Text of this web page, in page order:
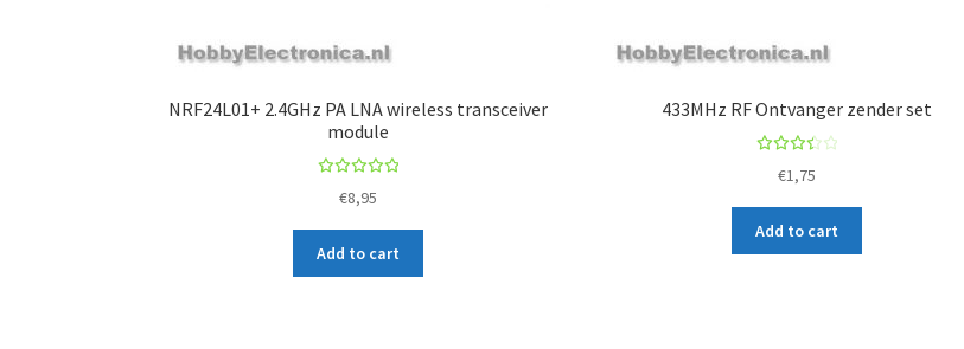
t
NRF24L01+ 2.4GHz PA LNA wireless transceiver
module
out
of 5
€8,95
Add to cart
433MHz RF Ontvanger zender set
3.50
out
of 5
€1,75
Add to cart